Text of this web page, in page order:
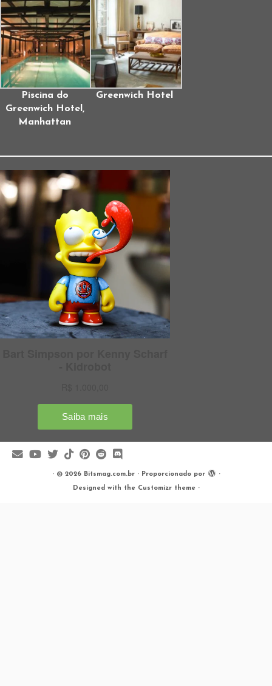
Piscina do
Greenwich Hotel,
Manhattan
Greenwich Hotel
· © 2026 Bitsmag.com.br· Proporcionado por ·
Designed with the Customizr theme ·